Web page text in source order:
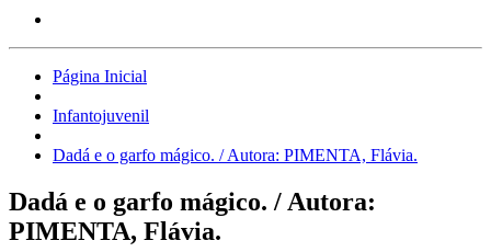
Página Inicial
Infantojuvenil
Dadá e o garfo mágico. / Autora: PIMENTA, Flávia.
Dadá e o garfo mágico. / Autora:
PIMENTA, Flávia.